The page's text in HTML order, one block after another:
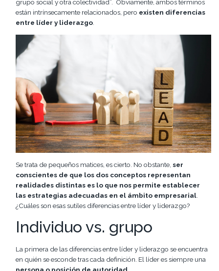
grupo social y otra colectividad”. Obviamente, ambos términos
están intrínsecamente relacionados, pero existen diferencias
entre líder y liderazgo
Se trata de pequeños matices, es cierto. No obstante, ser
conscientes de que los dos conceptos representan
realidades distintas es lo que nos permite establecer
las estrategias adecuadas en el ámbito empresarial
¿Cuáles son esas sutiles diferencias entre líder y liderazgo?
Individuo vs. grupo
La primera de las diferencias entre líder y liderazgo se encuentra
en quién se esconde tras cada definición. El líder es siempre una